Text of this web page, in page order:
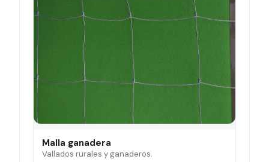
Malla ganadera
Vallados rurales y ganaderos.